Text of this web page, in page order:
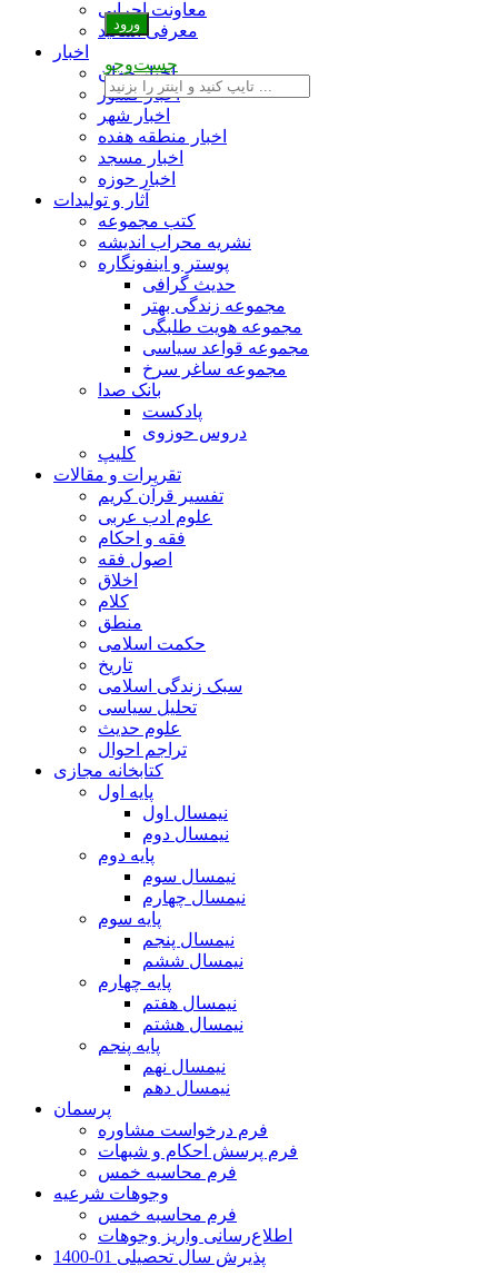
معاونت اجرایی
معرفی اساتید
اخبار
اخبار جهان
اخبار کشور
اخبار شهر
اخبار منطقه هفده
اخبار مسجد
اخبار حوزه
آثار و تولیدات
کتب مجموعه
نشریه محراب اندیشه
پوستر و اینفونگاره
حدیث گرافی
مجموعه زندگی بهتر
مجموعه هویت طلبگی
مجموعه قواعد سیاسی
مجموعه ساغر سرخ
بانک صدا
پادکست
دروس حوزوی
کلیپ
تقریرات و مقالات
تفسیر قرآن کریم
علوم ادب عربی
فقه و احکام
اصول فقه
اخلاق
کلام
منطق
حکمت اسلامی
تاریخ
سبک زندگی اسلامی
تحلیل سیاسی
علوم حدیث
تراجم احوال
کتابخانه مجازی
پایه اول
نیمسال اول
نیمسال دوم
پایه دوم
نیمسال سوم
نیمسال چهارم
پایه سوم
نیمسال پنجم
نیمسال ششم
پایه چهارم
نیمسال هفتم
نیمسال هشتم
پایه پنجم
نیمسال نهم
نیمسال دهم
پرسمان
فرم درخواست مشاوره
فرم پرسش احکام و شبهات
فرم محاسبه خمس
وجوهات شرعیه
فرم محاسبه خمس
اطلاع‌رسانی واریز وجوهات
پذیرش سال تحصیلی 01-1400
جست‌وجو